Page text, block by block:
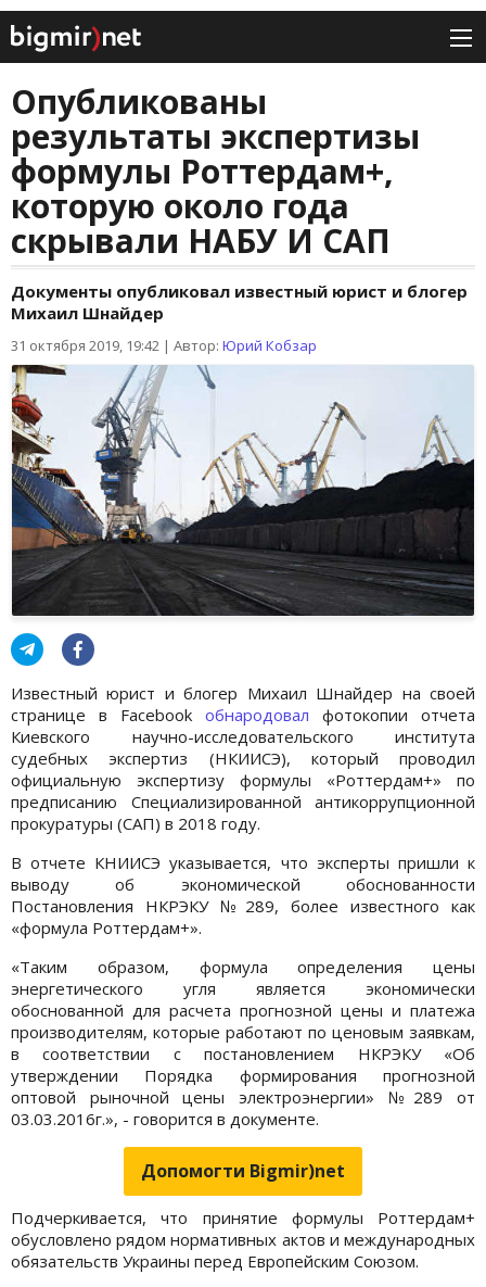
Опубликованы
результаты экспертизы
формулы Роттердам+,
которую около года
скрывали НАБУ И САП
Документы опубликовал известный юрист и блогер
Михаил Шнайдер
31 октября 2019, 19:42 | Автор: Юрий Кобзар
Известный юрист и блогер Михаил Шнайдер на своей
странице в Facebook обнародовал фотокопии отчета
Киевского научно-исследовательского института
судебных экспертиз (НКИИСЭ), который проводил
официальную экспертизу формулы «Роттердам+» по
предписанию Специализированной антикоррупционной
прокуратуры (САП) в 2018 году.
В отчете КНИИСЭ указывается, что эксперты пришли к
выводу об экономической обоснованности
Постановления НКРЭКУ №289, более известного как
«формула Роттердам+».
«Таким образом, формула определения цены
энергетического угля является экономически
обоснованной для расчета прогнозной цены и платежа
производителям, которые работают по ценовым заявкам,
в соответствии с постановлением НКРЭКУ «Об
утверждении Порядка формирования прогнозной
оптовой рыночной цены электроэнергии» №289 от
03.03.2016г.», - говорится в документе.
Допомогти Bigmir)net
Подчеркивается, что принятие формулы Роттердам+
обусловлено рядом нормативных актов и международных
обязательств Украины перед Европейским Союзом.